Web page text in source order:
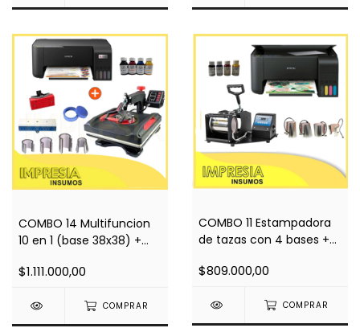
COMBO 14 Multifuncion
10 en 1 (base 38x38) +
Regalos
$1.111.000,00
COMPRAR
COMBO 11 Estampadora
de tazas con 4 bases +
Regalos
$809.000,00
COMPRAR